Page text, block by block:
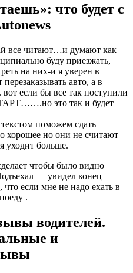
что будет с
все читают…и думают как
буду приезжать,
на них-и я уверен в
авто, а в
если бы все так поступили
это так и будет
поможем сдать
хорошее но они не считают
уходит больше.
чтобы было видно
— увидел конец
если мне не надо ехать в
.
водителей.
и